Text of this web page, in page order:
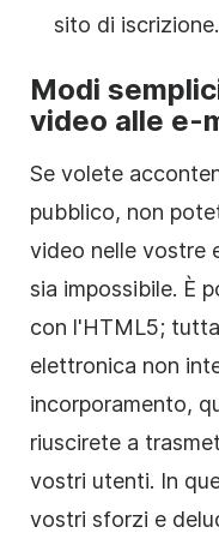
sito di iscrizione.
Modi
video alle e-
Se volete
pubblico, non
video nelle vostre
sia impossibile. È
con l'HTML5;
elettronica non
incorporamento,
riuscirete a
vostri utenti. In
vostri sforzi e